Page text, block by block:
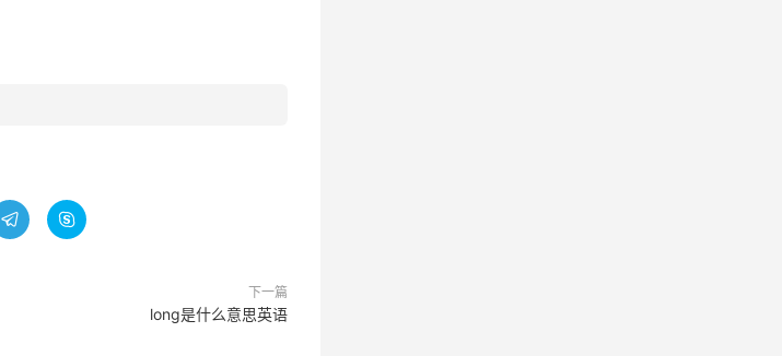
 
下一篇
long是什么意思英语